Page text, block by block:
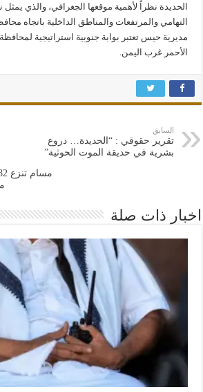
الحديدة نظراً لأهمية موقعها الجغرافي، والذي
التهامي والمرتفعات والمناطق الداخلية باتجاه
مديرية حيس تعتبر بوابة جنوبية استراتيجية
الأحمر غرب اليمن.
السابق
تقرير حقوقي : “الحديدة… دروع
بشرية في حديقة الموت الحوثية”
اخبار ذات صلة